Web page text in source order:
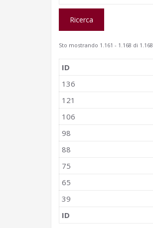
Sto mostrando 1.161 - 1.168 di 1.168
ID
136
121
106
98
88
75
65
39
ID